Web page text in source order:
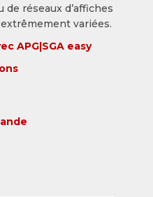
réseaux d’affiches
variées.
APG|SGA easy